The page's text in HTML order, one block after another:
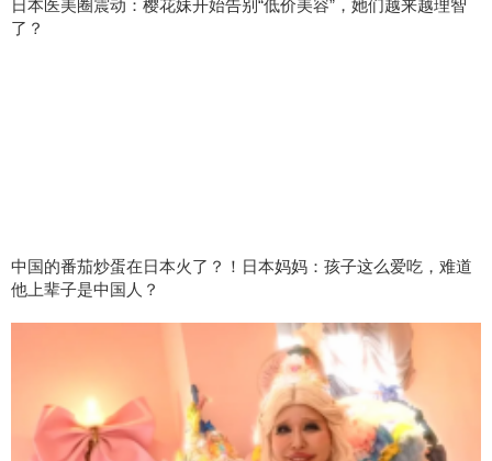
日本医美圈震动：樱花妹开始告别“低价美容”，她们越来越理智
了？
中国的番茄炒蛋在日本火了？！日本妈妈：孩子这么爱吃，难道
他上辈子是中国人？